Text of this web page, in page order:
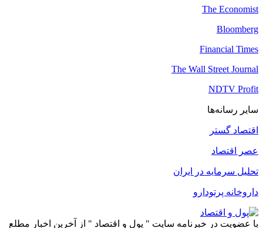
The Economist
Bloomberg
Financial Times
The Wall Street Journal
NDTV Profit
سایر رسانه‌ها
اقتصاد گستر
عصر اقتصاد
تحلیل سرمایه در ایران
داروخانه پرتودارو
با عضویت در خبرنامه سایت " پول و اقتصاد " از آخرین اخبار مطلع